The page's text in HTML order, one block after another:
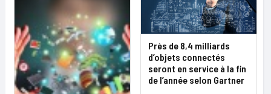
Près de 8,4 milliards
d’objets connectés
seront en service à la fin
de l’année selon Gartner